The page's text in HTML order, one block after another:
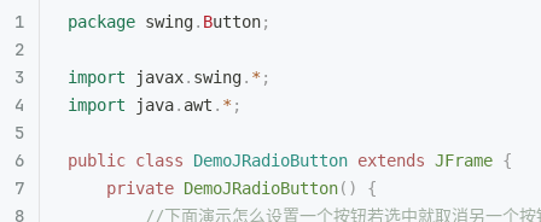
package swing. Button;
import javax. swing. * ;
import java. awt . * ;
public class DemoJRadioButton extends JFrame {
    private
DemoJRadioButton()
{
//下面演示怎么设置一个按钮若选中就取消另一个